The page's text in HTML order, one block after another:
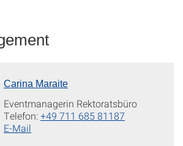
Carina Maraite
Eventmanagerin Rektoratsbüro
Telefon:+49 711 685 81187
E-Mail